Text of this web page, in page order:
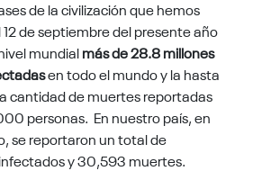
de la civilización que hemos
de septiembre del presente año
mundialmás de 28.8 millones
en todo el mundo y la hasta
cantidad de muertes reportadas
personas. En nuestro país, en
se reportaron un total de
y 30,593 muertes.